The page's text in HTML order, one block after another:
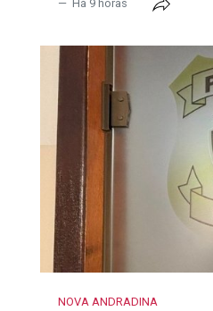
Há 9 horas
NOVA ANDRADINA